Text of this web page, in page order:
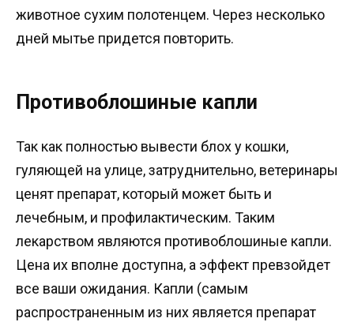
животное сухим полотенцем. Через несколько
дней мытье придется повторить.
Противоблошиные капли
Так как полностью вывести блох у кошки,
гуляющей на улице, затруднительно, ветеринары
ценят препарат, который может быть и
лечебным, и профилактическим. Таким
лекарством являются противоблошиные капли.
Цена их вполне доступна, а эффект превзойдет
все ваши ожидания. Капли (самым
распространенным из них является препарат